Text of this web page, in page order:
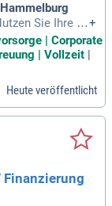
Sie Ihre C
Unte
+
| Corporate
| Vollzeit
Heute veröffentlicht
Finanzierung